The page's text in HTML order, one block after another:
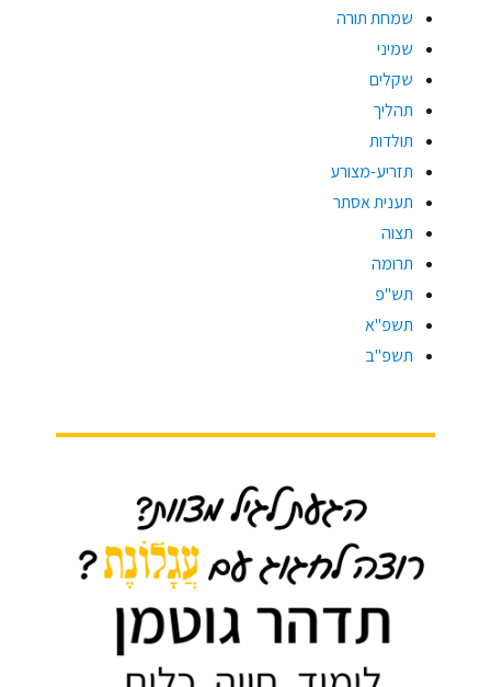
שמחת תורה
שמיני
שקלים
תהליך
תולדות
תזריע-מצורע
תענית אסתר
תצוה
תרומה
תש"פ
תשפ"א
תשפ"ב